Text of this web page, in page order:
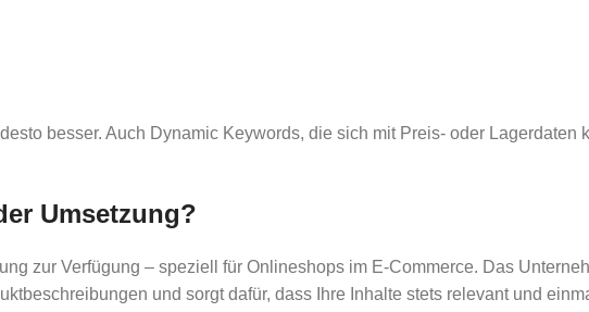
besser. Auch Dynamic Keywords, die sich mit Preis- oder
Umsetzung?
zur Verfügung – speziell für Onlineshops im E-Commerce. Das
und sorgt dafür, dass Ihre Inhalte stets relevant und